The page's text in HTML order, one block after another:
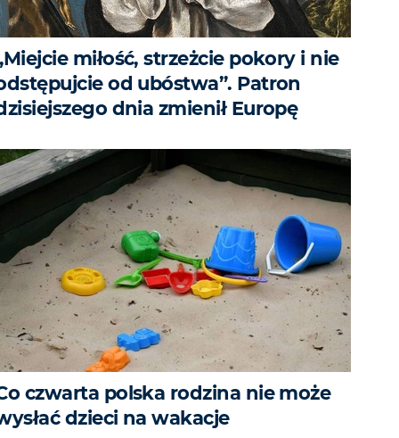
miłość, strzeżcie pokory i nie
od ubóstwa”. Patron
dnia zmienił Europę
czwarta polska rodzina nie może
dzieci na wakacje